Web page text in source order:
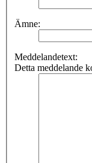
Ämne:
Meddelandetext:
Detta meddelande